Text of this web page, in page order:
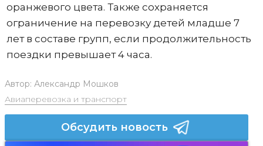
оранжевого цвета. Также сохраняется
ограничение на перевозку детей младше 7
лет в составе групп, если продолжительность
поездки превышает 4 часа.
Автор: Александр Мошков
Авиаперевозка и транспорт
Обсудить новость